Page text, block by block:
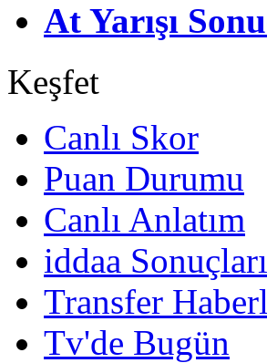
At Yarışı
Keşfet
Canlı Skor
Puan Durumu
Canlı Anlatım
iddaa Sonuçları
Transfer
Tv'de Bugün